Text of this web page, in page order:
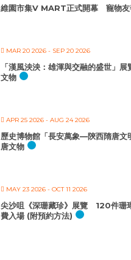
維園市集V MART正式開幕 寵物友
MAR 20 2026 - SEP 20 2026
「漢風泱泱：雄渾與交融的盛世」
文物
APR 25 2026 - AUG 24 2026
歷史博物館「長安萬象—陝西隋唐文
唐文物
MAY 23 2026 - OCT 11 2026
尖沙咀《深珊藏珍》展覽 120件珊
費入場 (附預約方法)